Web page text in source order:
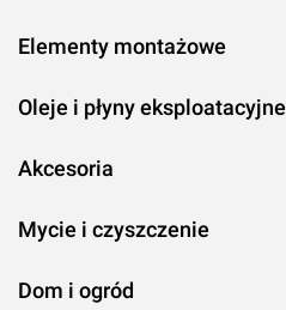
Elementy montażowe
Oleje i płyny eksploatacyjne
Akcesoria
Mycie i czyszczenie
Dom i ogród